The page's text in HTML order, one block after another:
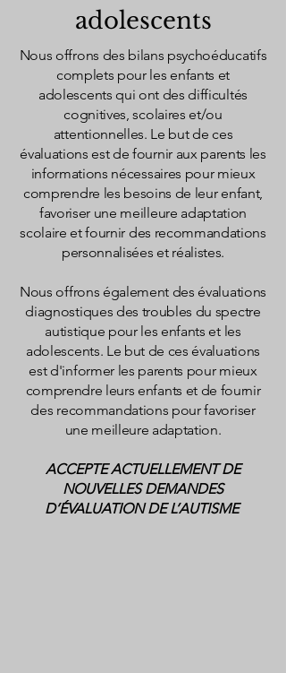
adolescents
Nous offrons des bilans psychoéducatifs
complets pour les enfants et
adolescents qui ont des difficultés
cognitives, scolaires et/ou
attentionnelles. Le but de ces
évaluations est de fournir aux parents les
informations nécessaires pour mieux
comprendre les besoins de leur enfant,
favoriser une meilleure adaptation
scolaire et fournir des recommandations
personnalisées et réalistes.
Nous offrons également des évaluations
diagnostiques des troubles du spectre
autistique pour les enfants et les
adolescents. Le but de ces évaluations
est d'informer les parents pour mieux
comprendre leurs enfants et de fournir
des recommandations pour favoriser
une meilleure adaptation.
ACCEPTE ACTUELLEMENT DE
NOUVELLES DEMANDES
D’ÉVALUATION DE L’AUTISME